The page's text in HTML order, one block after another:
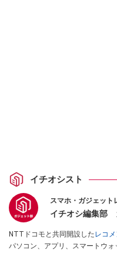
イチオシスト
スマホ・ガジェット
イチオシ編集部
NTTドコモと共同開設したレコメ
パソコン、アプリ、スマートウ